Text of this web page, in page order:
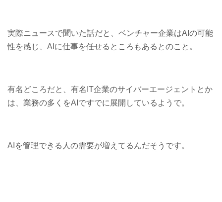
実際ニュースで聞いた話だと、ベンチャー企業はAIの可能
性を感じ、AIに仕事を任せるところもあるとのこと。
有名どころだと、有名IT企業のサイバーエージェントとか
は、業務の多くをAIですでに展開しているようで。
AIを管理できる人の需要が増えてるんだそうです。